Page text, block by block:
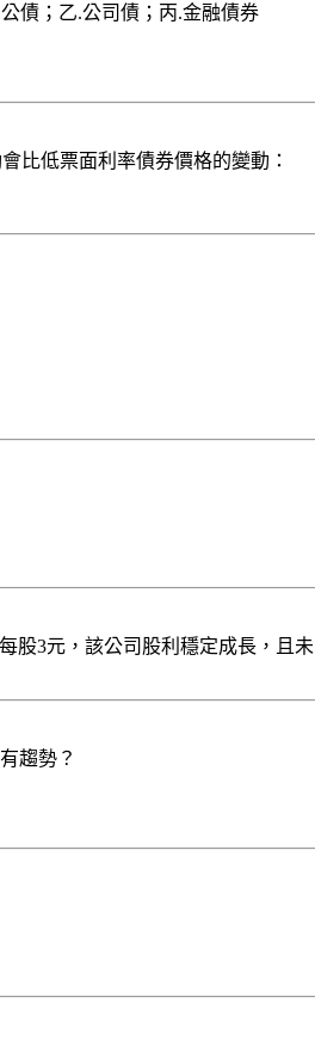
債；乙.公司債；丙.金融債券
比低票面利率債券價格的變動：
股3元，該公司股利穩定成長，且
趨勢？